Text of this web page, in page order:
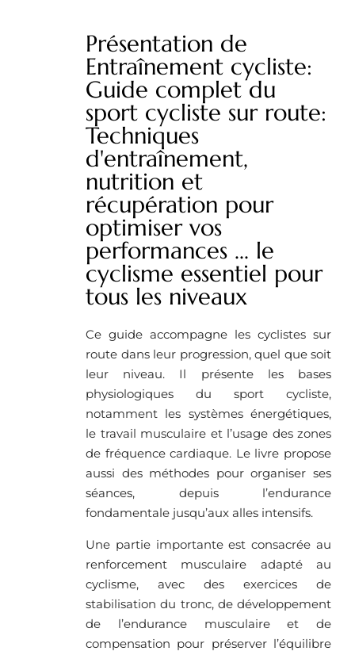
Présentation de
Entraînement cycliste:
Guide complet du
sport cycliste sur route:
Techniques
d'entraînement,
nutrition et
récupération pour
optimiser vos
performances ... le
cyclisme essentiel pour
tous les niveaux
Ce guide accompagne les cyclistes sur
route dans leur progression, quel que soit
leur niveau. Il présente les bases
physiologiques du sport cycliste,
notamment les systèmes énergétiques,
le travail musculaire et l’usage des zones
de fréquence cardiaque. Le livre propose
aussi des méthodes pour organiser ses
séances, depuis l’endurance
fondamentale jusqu’aux alles intensifs.
Une partie importante est consacrée au
renforcement musculaire adapté au
cyclisme, avec des exercices de
stabilisation du tronc, de développement
de l’endurance musculaire et de
compensation pour préserver l’équilibre